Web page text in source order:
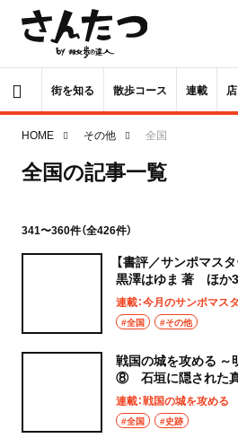
街を知る 散歩コース 連載
HOME その他 全国
全国の記事一覧
341〜360件（全426件）
【書評／サンポマスタ
黒澤はゆま 著 ほか
連載：今月のサンポマス
#全国 #その他
戦国の城を攻める ～
⑧ 石垣に隠された真
（保津城）～
連載：戦国の城を攻める
#全国 #史跡